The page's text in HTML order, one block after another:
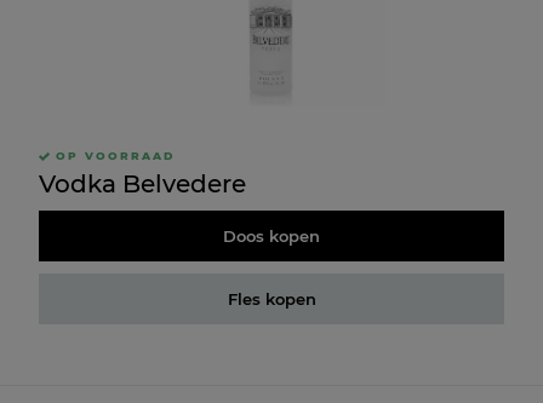
OP VOORRAAD
Vodka Belvedere
Doos kopen
Fles kopen